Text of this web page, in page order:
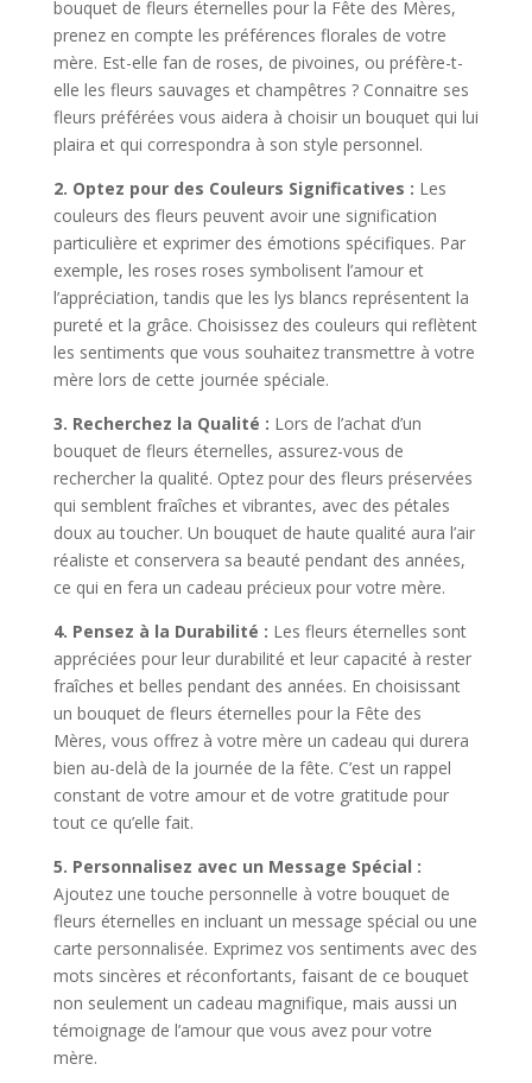
bouquet de fleurs éternelles pour la Fête des Mères,
prenez en compte les préférences florales de votre
mère. Est-elle fan de roses, de pivoines, ou préfère-t-
elle les fleurs sauvages et champêtres ? Connaitre ses
fleurs préférées vous aidera à choisir un bouquet qui lui
plaira et qui correspondra à son style personnel.
2. Optez pour des Couleurs Significatives : Les
couleurs des fleurs peuvent avoir une signification
particulière et exprimer des émotions spécifiques. Par
exemple, les roses roses symbolisent l’amour et
l’appréciation, tandis que les lys blancs représentent la
pureté et la grâce. Choisissez des couleurs qui reflètent
les sentiments que vous souhaitez transmettre à votre
mère lors de cette journée spéciale.
3. Recherchez la Qualité : Lors de l’achat d’un
bouquet de fleurs éternelles, assurez-vous de
rechercher la qualité. Optez pour des fleurs préservées
qui semblent fraîches et vibrantes, avec des pétales
doux au toucher. Un bouquet de haute qualité aura l’air
réaliste et conservera sa beauté pendant des années,
ce qui en fera un cadeau précieux pour votre mère.
4. Pensez à la Durabilité : Les fleurs éternelles sont
appréciées pour leur durabilité et leur capacité à rester
fraîches et belles pendant des années. En choisissant
un bouquet de fleurs éternelles pour la Fête des
Mères, vous offrez à votre mère un cadeau qui durera
bien au-delà de la journée de la fête. C’est un rappel
constant de votre amour et de votre gratitude pour
tout ce qu’elle fait.
5. Personnalisez avec un Message Spécial :
Ajoutez une touche personnelle à votre bouquet de
fleurs éternelles en incluant un message spécial ou une
carte personnalisée. Exprimez vos sentiments avec des
mots sincères et réconfortants, faisant de ce bouquet
non seulement un cadeau magnifique, mais aussi un
témoignage de l’amour que vous avez pour votre
mère.